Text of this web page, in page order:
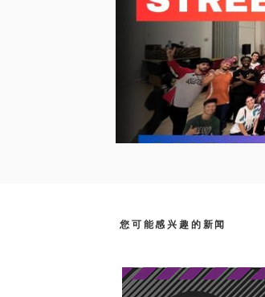
您可能感兴趣的新闻